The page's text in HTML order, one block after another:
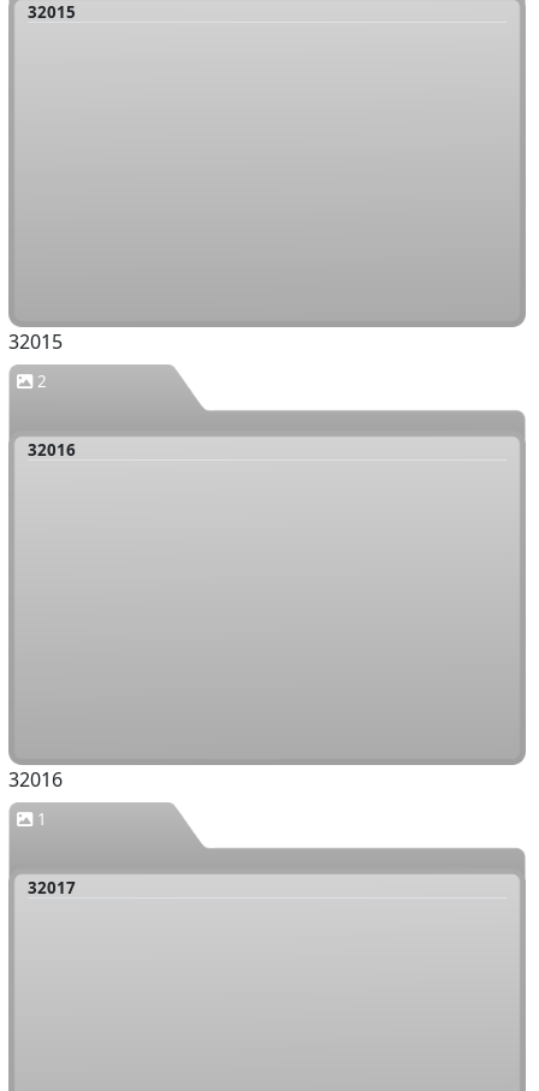
32015
32015
2
32016
32016
1
32017